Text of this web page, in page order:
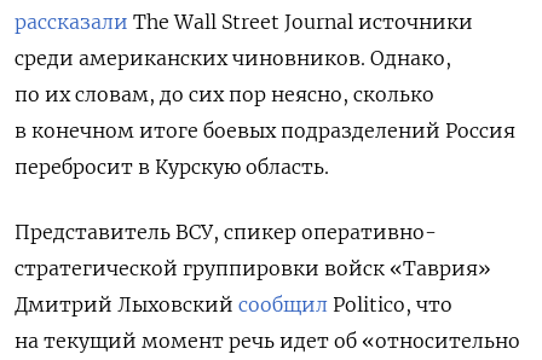
рассказали The Wall Street Journal источники
среди американских чиновников. Однако,
по их словам, до сих пор неясно, сколько
в конечном итоге боевых подразделений Россия
перебросит в Курскую область.
Представитель ВСУ, спикер оперативно-
стратегической группировки войск «Таврия»
Дмитрий Лыховский сообщил Politico, что
на текущий момент речь идет об «относительно